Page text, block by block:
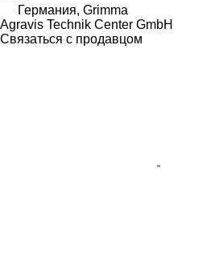
Германия, Grimma
Agravis Technik Center GmbH
Связаться с продавцом